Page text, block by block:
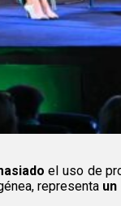
el uso de
representa